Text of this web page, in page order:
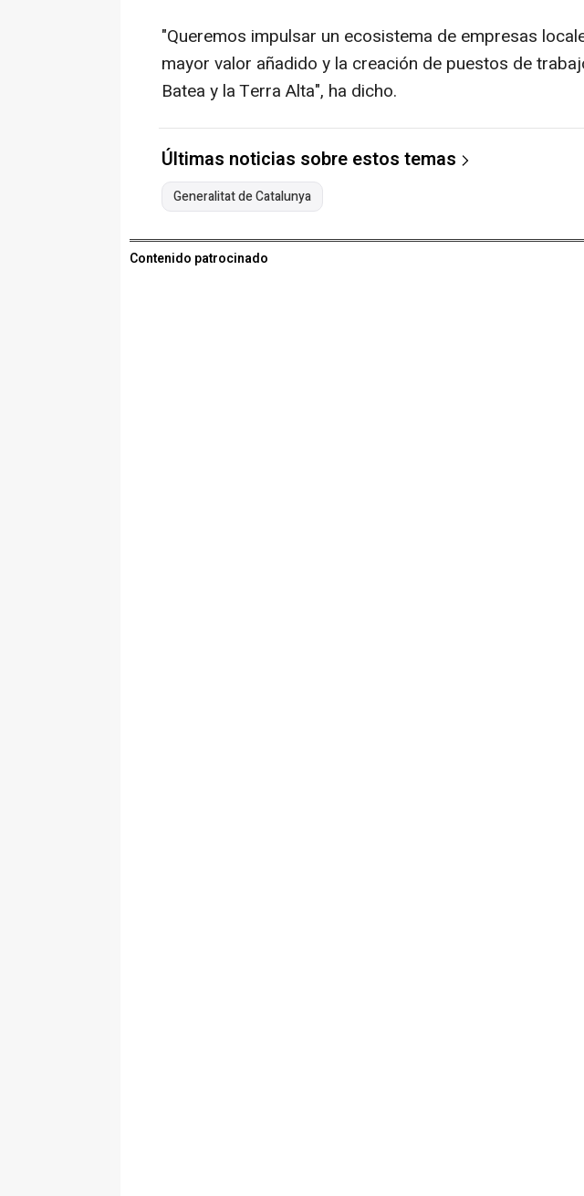
"Queremos impulsar un ecosistema de empresas
mayor valor añadido y la creación de puestos de
Batea y la Terra Alta", ha dicho.
Últimas noticias sobre estos temas
Generalitat de Catalunya
Contenido patrocinado